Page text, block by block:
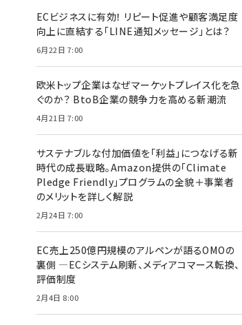
ECビジネスに有効！ リピート促進や顧客満足度
向上に直結する「LINE通知メッセージ」とは？
6月22日 7:00
欧米トップ企業はなぜマーケットプレイス化を急
ぐのか？ BtoB企業の競争力を高める新潮流
4月21日 7:00
サステナブルな付加価値を「利益」につなげる新
時代の成長戦略。Amazon提供の「Climate
Pledge Friendly」プログラムの全貌＋事業者
のメリットを詳しく解説
2月24日 7:00
EC売上250億円規模のアルペンが語るOMOの
裏側 ―ECシステム刷新、メディアコマース転換、
評価制度
2月4日 8:00